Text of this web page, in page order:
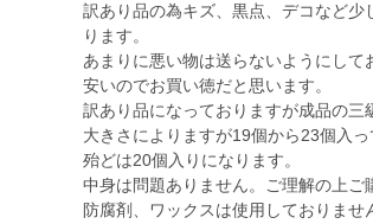
訳あり品の為キズ、黒点、デコなど
ります。
あまりに悪い物は送らないようにして
安いのでお買い徳だと思います。
訳あり品になっておりますが成品の三
大きさによりますが19個から23個入っ
殆どは20個入りになります。
中身は問題ありません。ご理解の上ご
防腐剤、ワックスは使用しておりませ